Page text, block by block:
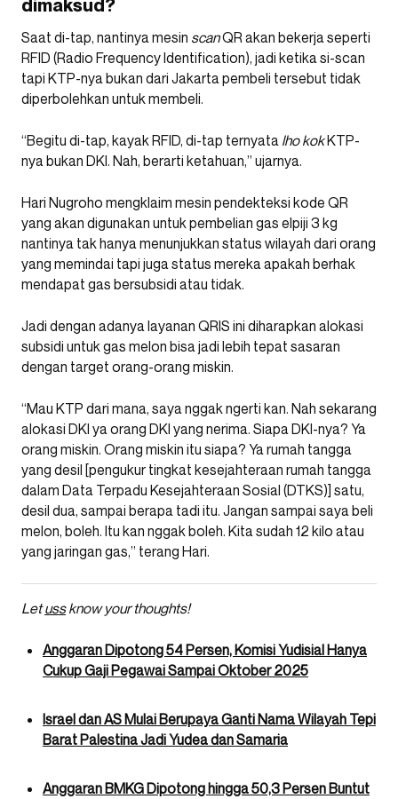
dimaksud?
Saat di-tap, nantinya mesin scanQR akan bekerja seperti
RFID (Radio Frequency Identification), jadi ketika si-scan
tapi KTP-nya bukan dari Jakarta pembeli tersebut tidak
diperbolehkan untuk membeli.
“Begitu di-tap, kayak RFID, di-tap ternyata lho kokKTP-
nya bukan DKI. Nah, berarti ketahuan,” ujarnya.
Hari Nugroho mengklaim mesin pendekteksi kode QR
yang akan digunakan untuk pembelian gas elpiji 3 kg
nantinya tak hanya menunjukkan status wilayah dari orang
yang memindai tapi juga status mereka apakah berhak
mendapat gas bersubsidi atau tidak.
Jadi dengan adanya layanan QRIS ini diharapkan alokasi
subsidi untuk gas melon bisa jadi lebih tepat sasaran
dengan target orang-orang miskin.
“Mau KTP dari mana, saya nggak ngerti kan. Nah sekarang
alokasi DKI ya orang DKI yang nerima. Siapa DKI-nya? Ya
orang miskin. Orang miskin itu siapa? Ya rumah tangga
yang desil [pengukur tingkat kesejahteraan rumah tangga
dalam Data Terpadu Kesejahteraan Sosial (DTKS)] satu,
desil dua, sampai berapa tadi itu. Jangan sampai saya beli
melon, boleh. Itu kan nggak boleh. Kita sudah 12 kilo atau
yang jaringan gas,” terang Hari.
Letussknow your thoughts!
Anggaran Dipotong 54 Persen, Komisi Yudisial Hanya
Cukup Gaji Pegawai Sampai Oktober 2025
Israel dan AS Mulai Berupaya Ganti Nama Wilayah Tepi
Barat Palestina Jadi Yudea dan Samaria
Anggaran BMKG Dipotong hingga 50,3 Persen Buntut